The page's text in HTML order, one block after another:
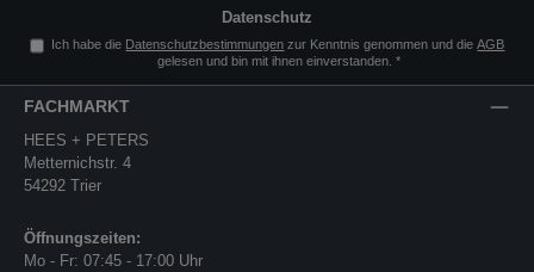
Datenschutz
Ich habe die Datenschutzbestimmungen zur Kenntnis genommen und dieAGB
gelesen und bin mit ihnen einverstanden. *
FACHMARKT
HEES + PETERS
Metternichstr. 4
54292 Trier
Öffnungszeiten:
Mo - Fr: 07:45 - 17:00 Uhr